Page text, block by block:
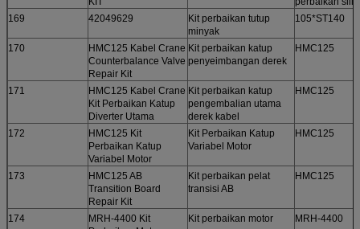
169
42049629
Kit perbaikan tutup
minyak
105*ST140
170
HMC125 Kabel Crane
Counterbalance Valve
Repair Kit
Kit perbaikan katup
penyeimbangan derek
HMC125
171
HMC125 Kabel Crane
Kit Perbaikan Katup
Diverter Utama
Kit perbaikan katup
pengembalian utama
derek kabel
HMC125
172
HMC125 Kit
Perbaikan Katup
Variabel Motor
Kit Perbaikan Katup
Variabel Motor
HMC125
173
HMC125 AB
Transition Board
Repair Kit
Kit perbaikan pelat
transisi AB
HMC125
174
MRH-4400 Kit
Kit perbaikan motor MRH-4400